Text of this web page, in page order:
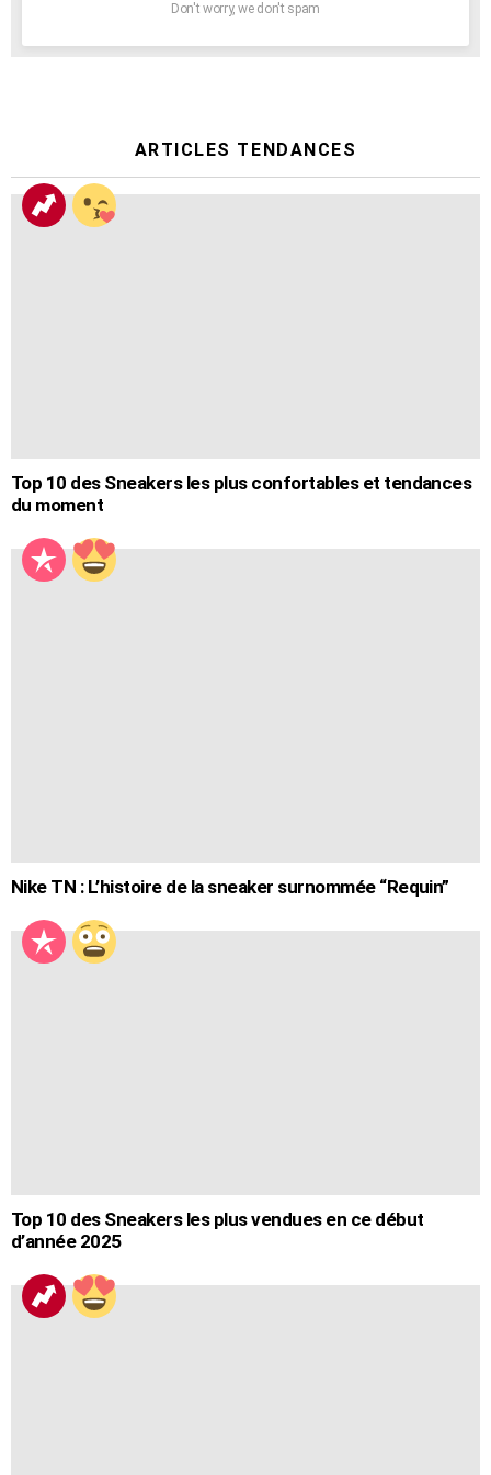
Don't worry, we don't spam
ARTICLES TENDANCES
Top 10 des Sneakers les plus confortables et tendances
du moment
Nike TN : L’histoire de la sneaker surnommée “Requin”
Top 10 des Sneakers les plus vendues en ce début
d’année 2025